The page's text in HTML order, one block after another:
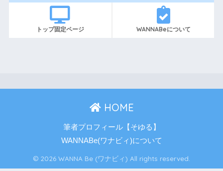
トップ固定ページ WANNABeについて
HOME
筆者プロフィール【そゆる】
WANNABe(ワナビィ)について
© 2026 WANNA Be (ワナビィ) All rights reserved.